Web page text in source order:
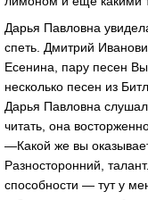
Дарья Павловна
спеть. Дмитрий
Есенина, пару песен
несколько песен из
Дарья Павловна
читать, она
—Какой же вы
Разносторонний,
способности — тут у